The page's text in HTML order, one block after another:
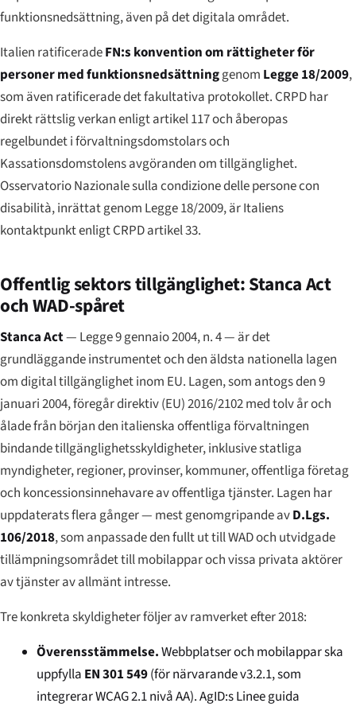
funktionsnedsättning, även på det digitala området.
Italien ratificeradeFN:s konvention om rättigheter för
personer med funktionsnedsättninggenom Legge 18/2009,
som även ratificerade det fakultativa protokollet. CRPD har
direkt rättslig verkan enligt artikel 117 och åberopas
regelbundet i förvaltningsdomstolars och
Kassationsdomstolens avgöranden om tillgänglighet.
Osservatorio Nazionale sulla condizione delle persone con
disabilità, inrättat genom Legge 18/2009, är Italiens
kontaktpunkt enligt CRPD artikel 33.
Offentlig sektors tillgänglighet: Stanca Act
och WAD-spåret
Stanca Act— Legge 9 gennaio 2004, n. 4— är det
grundläggande instrumentet och den äldsta nationella lagen
om digital tillgänglighet inom EU. Lagen, som antogs den 9
januari 2004, föregår direktiv (EU) 2016/2102 med tolv år och
ålade från början den italienska offentliga förvaltningen
bindande tillgänglighetsskyldigheter, inklusive statliga
myndigheter, regioner, provinser, kommuner, offentliga företag
och koncessionsinnehavare av offentliga tjänster. Lagen har
uppdaterats flera gånger — mest genomgripande avD.Lgs.
106/2018, som anpassade den fullt ut till WAD och utvidgade
tillämpningsområdet till mobilappar och vissa privata aktörer
av tjänster av allmänt intresse.
Tre konkreta skyldigheter följer av ramverket efter 2018:
Överensstämmelse.Webbplatser och mobilappar ska
uppfylla EN 301 549(för närvarande v3.2.1, som
integrerar WCAG 2.1 nivå AA). AgID:sLinee guida